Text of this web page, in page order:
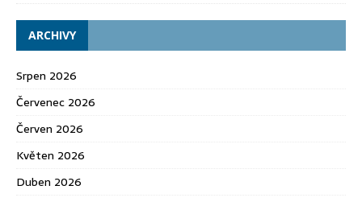
ARCHIVY
Srpen 2026
Červenec 2026
Červen 2026
Květen 2026
Duben 2026